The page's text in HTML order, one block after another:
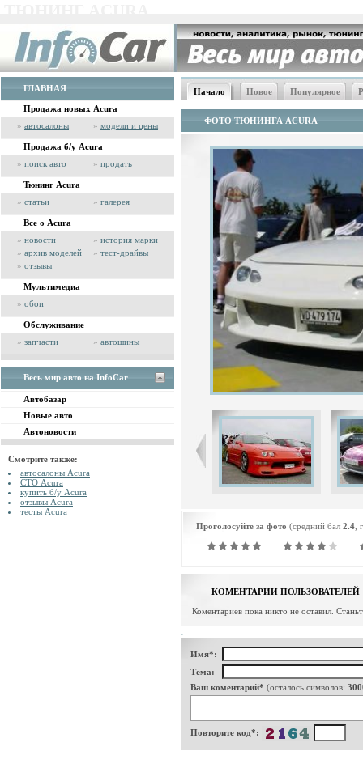
ГЛАВНАЯ
Продажа новых Acura
» автосалоны » модели и цены
Продажа б/у Acura
» поиск авто » продать
Тюнинг Acura
» статьи » галерея
Все о Acura
» новости » история марки
» архив моделей » тест-драйвы
» отзывы
Мультимедиа
» обои
Обслуживание
» запчасти » автошины
Весь мир авто на InfoCar
Автобазар
Новые авто
Автоновости
Смотрите также:
автосалоны Acura
СТО Acura
купить б/у Acura
отзывы Acura
тесты Acura
Начало Новое Популярное
ФОТО ТЮНИНГА ACURA
Проголосуйте за фото (средний бал 2.4
КОМЕНТАРИИ ПОЛЬЗОВАТЕЛЕЙ
Коментариев пока никто не оставил.
Имя*:
Тема:
Ваш коментарий* (осталось символов:
Повторите код*: